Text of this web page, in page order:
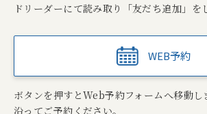
WEB予約
ボタンを押すとWeb予約フォームへ移動し
沿ってご予約ください。
ドリーダーにて読み取り「友だち追加」を